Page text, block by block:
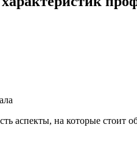
аспекты, на которые стоит